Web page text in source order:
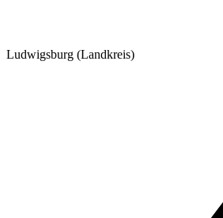
Ludwigsburg (Landkreis)